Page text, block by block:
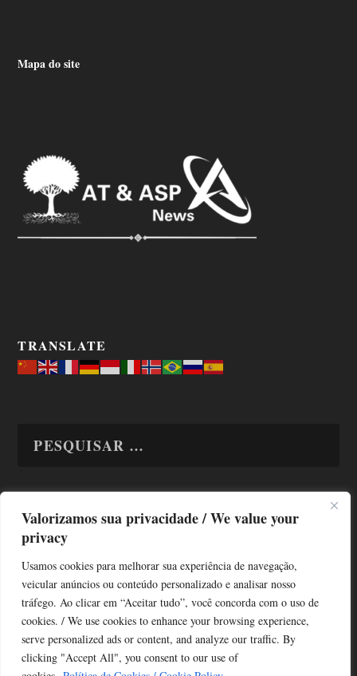
Valorizamos sua privacidade / We value your
privacy
Usamos cookies para melhorar sua experiência de navegação,
veicular anúncios ou conteúdo personalizado e analisar nosso
tráfego. Ao clicar em “Aceitar tudo”, você concorda com o uso de
cookies. / We use cookies to enhance your browsing experience,
serve personalized ads or content, and analyze our traffic. By
clicking "Accept All", you consent to our use of
Mapa do site
TRANSLATE
TODAS OS ASSUNTOS
Copyright © Alô Tatuapé 2013 / 2026
Desenvolvido por ALOSP MKT DIGITAL